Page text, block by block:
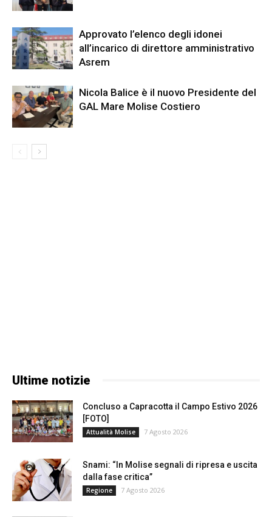
Approvato l’elenco degli idonei
all’incarico di direttore amministrativo
Asrem
Nicola Balice è il nuovo Presidente del
GAL Mare Molise Costiero
Ultime notizie
Concluso a Capracotta il Campo Estivo 2026
[FOTO]
Attualità Molise 7 Agosto 2026
Snami: “In Molise segnali di ripresa e uscita
dalla fase critica”
Regione 7 Agosto 2026